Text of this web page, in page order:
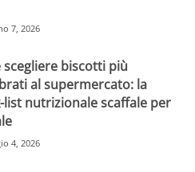
7, 2026
scegliere biscotti più
al supermercato: la
list nutrizionale scaffale per
4, 2026